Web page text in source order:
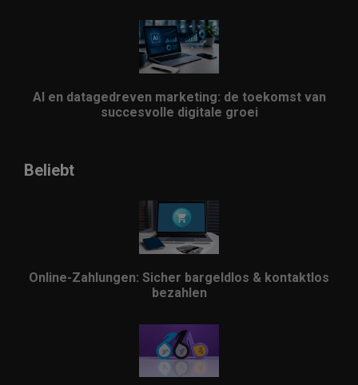
AI en datagedreven marketing: de toekomst van
succesvolle digitale groei
Beliebt
Online-Zahlungen: Sicher bargeldlos & kontaktlos
bezahlen